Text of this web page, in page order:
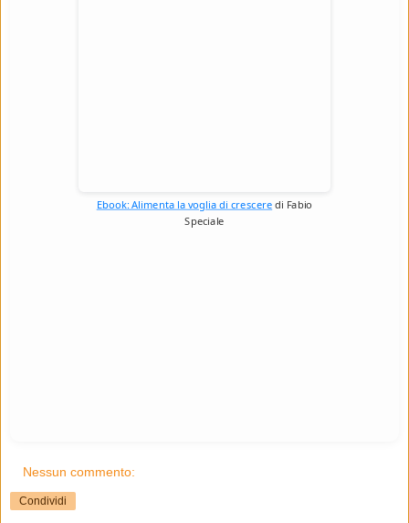
Ebook: Alimenta la voglia di cresceredi Fabio
Speciale
Nessun commento:
Condividi